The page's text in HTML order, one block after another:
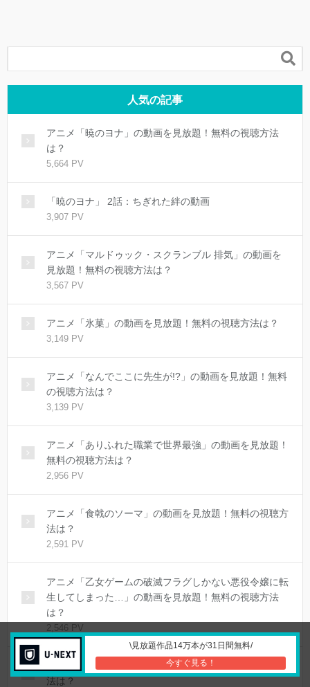

人気の記事
アニメ「暁のヨナ」の動画を見放題！無料の視聴方法
は？
5,664 PV
「暁のヨナ」 2話：ちぎれた絆の動画
3,907 PV
アニメ「マルドゥック・スクランブル 排気」の動画を
見放題！無料の視聴方法は？
3,567 PV
アニメ「氷菓」の動画を見放題！無料の視聴方法は？
3,149 PV
アニメ「なんでここに先生が!?」の動画を見放題！無料
の視聴方法は？
3,139 PV
アニメ「ありふれた職業で世界最強」の動画を見放題！
無料の視聴方法は？
2,956 PV
アニメ「食戟のソーマ」の動画を見放題！無料の視聴方
法は？
2,591 PV
アニメ「乙女ゲームの破滅フラグしかない悪役令嬢に転
生してしまった…」の動画を見放題！無料の視聴方法
は？
2,546 PV
アニメ「魔法使いの嫁」の動画を見放題！無料の視聴方
法は？
\見放題作品14万本が31日間無料/
今すぐ見る！